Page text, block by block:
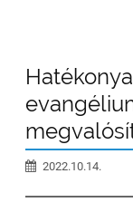
2022.10.14.